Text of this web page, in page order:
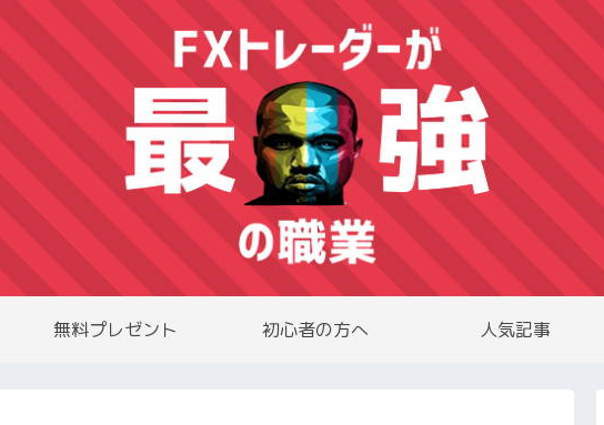
無料プレゼント 初心者の方へ 人気記事